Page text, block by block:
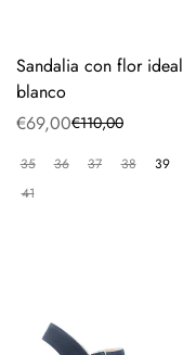
Sandalia con flor ideal
blanco
Precio
de
€69,00
Precio
regular
€110,00
35 36 37 38 39
41